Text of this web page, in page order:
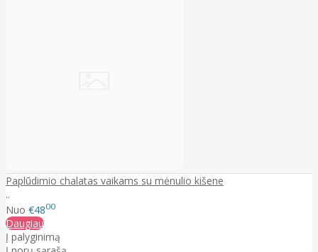
Paplūdimio chalatas vaikams su mėnulio kišene
..
Nuo €4800
Daugiau
Į palyginimą